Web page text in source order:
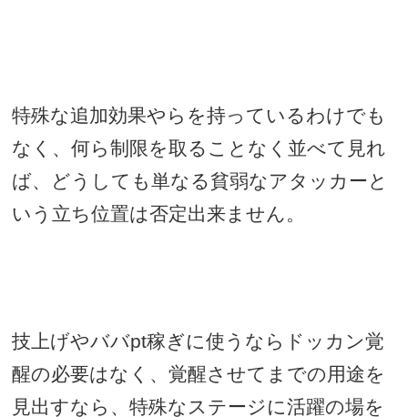
特殊な追加効果やらを持っているわけでも
なく、何ら制限を取ることなく並べて見れ
ば、どうしても単なる貧弱なアタッカーと
いう立ち位置は否定出来ません。
技上げやババpt稼ぎに使うならドッカン覚
醒の必要はなく、覚醒させてまでの用途を
見出すなら、特殊なステージに活躍の場を